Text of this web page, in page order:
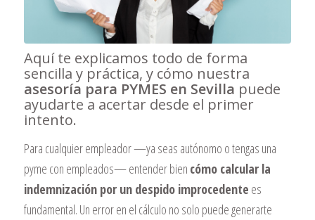
Aquí te explicamos todo de forma
sencilla y práctica, y cómo nuestra
asesoría para PYMES en Sevilla puede
ayudarte a acertar desde el primer
intento.
Para cualquier empleador —ya seas autónomo o tengas una
pyme con empleados— entender bien cómo calcular la
indemnización por un despido improcedente es
fundamental. Un error en el cálculo no solo puede generarte